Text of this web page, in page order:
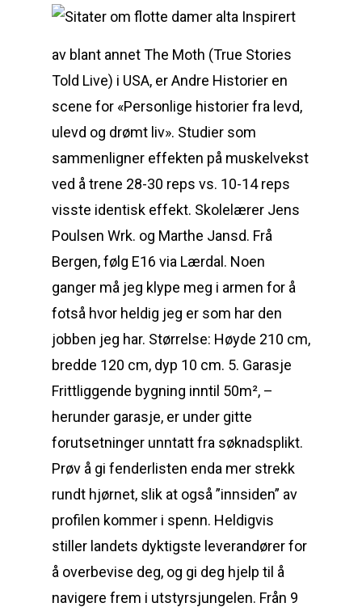
Inspirert
av blant annet The Moth (True Stories
Told Live) i USA, er Andre Historier en
scene for «Personlige historier fra levd,
ulevd og drømt liv». Studier som
sammenligner effekten på muskelvekst
ved å trene 28-30 reps vs. 10-14 reps
visste identisk effekt. Skolelærer Jens
Poulsen Wrk. og Marthe Jansd. Frå
Bergen, følg E16 via Lærdal. Noen
ganger må jeg klype meg i armen for å
fotså hvor heldig jeg er som har den
jobben jeg har. Størrelse: Høyde 210 cm,
bredde 120 cm, dyp 10 cm. 5. Garasje
Frittliggende bygning inntil 50m², –
herunder garasje, er under gitte
forutsetninger unntatt fra søknadsplikt.
Prøv å gi fenderlisten enda mer strekk
rundt hjørnet, slik at også ”innsiden” av
profilen kommer i spenn. Heldigvis
stiller landets dyktigste leverandører for
å overbevise deg, og gi deg hjelp til å
navigere frem i utstyrsjungelen. Från 9